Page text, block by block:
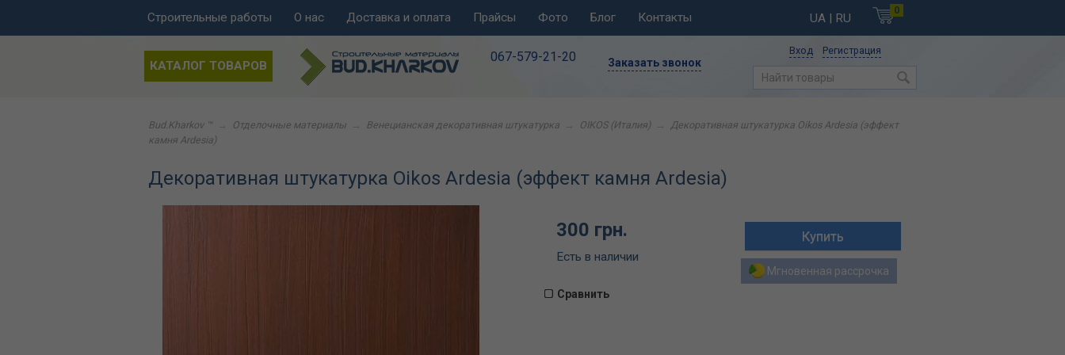
0
UA | RU
Строительные работы О нас Доставка и оплата Прайсы Фото Блог Контакты
Вход Регистрация
КАТАЛОГ ТОВАРОВ
067-579-21-20 Заказать звонок
Bud.Kharkov ™ Отделочные материалы Венецианская декоративная штукатурка OIKOS (Италия)
Декоративная штукатурка Oikos Ardesia (эффект
камня Ardesia)
Декоративная штукатурка Oikos Ardesia (эффект камня Ardesia)
300 грн.
Есть в наличии
Мгновенная рассрочка
Сравнить